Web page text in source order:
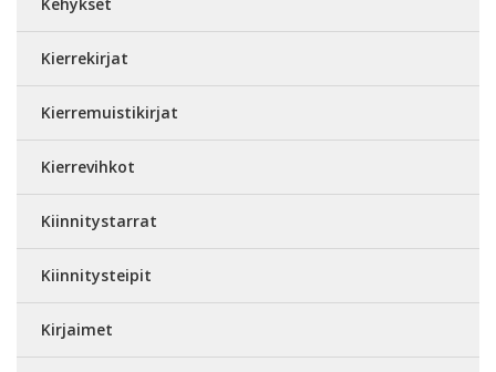
Kierrekirjat
Kierremuistikirjat
Kierrevihkot
Kiinnitystarrat
Kiinnitysteipit
Kirjaimet